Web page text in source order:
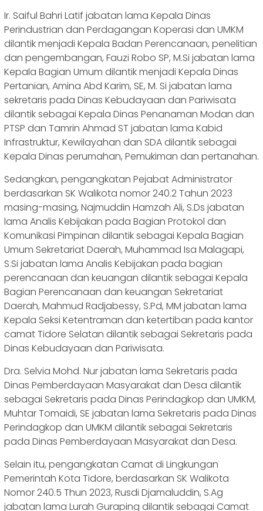
Ir. Saiful Bahri Latif jabatan lama Kepala Dinas
Perindustrian dan Perdagangan Koperasi dan UMKM
dilantik menjadi Kepala Badan Perencanaan, penelitian
dan pengembangan, Fauzi Robo SP, M.Si jabatan lama
Kepala Bagian Umum dilantik menjadi Kepala Dinas
Pertanian, Amina Abd Karim, SE, M. Si jabatan lama
sekretaris pada Dinas Kebudayaan dan Pariwisata
dilantik sebagai Kepala Dinas Penanaman Modan dan
PTSP dan Tamrin Ahmad ST jabatan lama Kabid
Infrastruktur, Kewilayahan dan SDA dilantik sebagai
Kepala Dinas perumahan, Pemukiman dan pertanahan.
Sedangkan, pengangkatan Pejabat Administrator
berdasarkan SK Walikota nomor 240.2 Tahun 2023
masing-masing, Najmuddin Hamzah Ali, S.Ds jabatan
lama Analis Kebijakan pada Bagian Protokol dan
Komunikasi Pimpinan dilantik sebagai Kepala Bagian
Umum Sekretariat Daerah, Muhammad Isa Malagapi,
S.Si jabatan lama Analis Kebijakan pada bagian
perencanaan dan keuangan dilantik sebagai Kepala
Bagian Perencanaan dan keuangan Sekretariat
Daerah, Mahmud Radjabessy, S.Pd, MM jabatan lama
Kepala Seksi Ketentraman dan ketertiban pada kantor
camat Tidore Selatan dilantik sebagai Sekretaris pada
Dinas Kebudayaan dan Pariwisata.
Dra. Selvia Mohd. Nur jabatan lama Sekretaris pada
Dinas Pemberdayaan Masyarakat dan Desa dilantik
sebagai Sekretaris pada Dinas Perindagkop dan UMKM,
Muhtar Tomaidi, SE jabatan lama Sekretaris pada Dinas
Perindagkop dan UMKM dilantik sebagai Sekretaris
pada Dinas Pemberdayaan Masyarakat dan Desa.
Selain itu, pengangkatan Camat di Lingkungan
Pemerintah Kota Tidore, berdasarkan SK Walikota
Nomor 240.5 Thun 2023, Rusdi Djamaluddin, S.Ag
jabatan lama Lurah Guraping dilantik sebagai Camat